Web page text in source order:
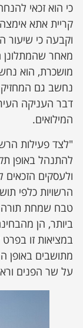
מאחר שהמתלונן
מושכרת, הוא
נחשב גם המחזיק
דבר העניקה
המילואים.
"לצד פעילות
‏להתנהל באופן
ולעסקים ‏הזכאים
הרשויות כלפי
‏ביותר, הן
במציאות זו
מתושבים באופן
על שר הפנים